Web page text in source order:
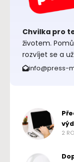
Chvilka pro
životem.
rozvíjet se a
info@press-
2